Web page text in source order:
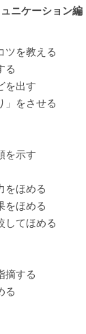
ニケーション編
ツを教える
る
を出す
」をさせる
を示す
をほめる
をほめる
してほめる
摘する
る